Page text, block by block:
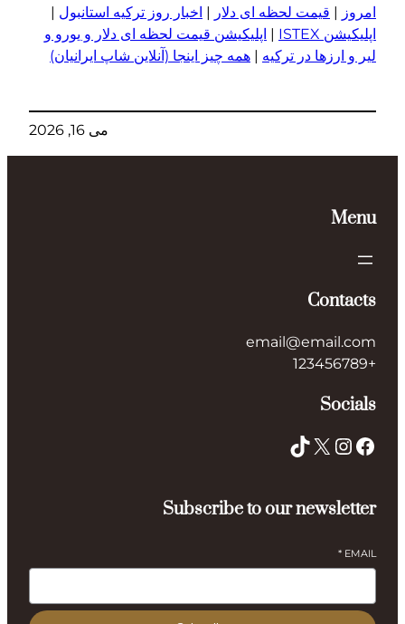
امروز | قیمت لحظه ای دلار | اخبار روز ترکیه استانبول |
اپلیکیشن ISTEX
| اپلیکیشن قیمت لحظه ای دلار و یورو و
لیر و ار زها در ترکیه | همه چیز اینجا (آنلاین شاپ ایرانیان)
می 16, 2026
Menu
Contacts
email@email.com
+123456789
Socials
Facebook
Instagram
X
TikTok
Subscribe to our newsletter
EMAIL
*